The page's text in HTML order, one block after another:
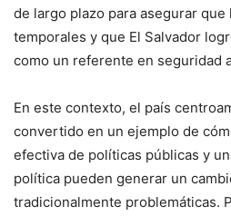
de largo plazo para asegurar que
temporales y que El Salvador
como un referente en seguridad
En este contexto, el país
convertido en un ejemplo de
efectiva de políticas públicas y
política pueden generar un
tradicionalmente problemáticas.